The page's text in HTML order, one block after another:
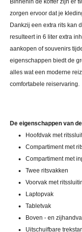
zorgen ervoor dat je
Dankzij een extra rits kan
resulteert in 6 liter extra
aankopen of souvenirs
eigenschappen biedt de
alles wat een moderne
comfortabele reiservaring.
De eigenschappen van
Hoofdvak met
Compartiment met
Compartiment met
Twee ritsvakken
Voorvak met
Laptopvak
Tabletvak
Boven - en
Uitschuifbare